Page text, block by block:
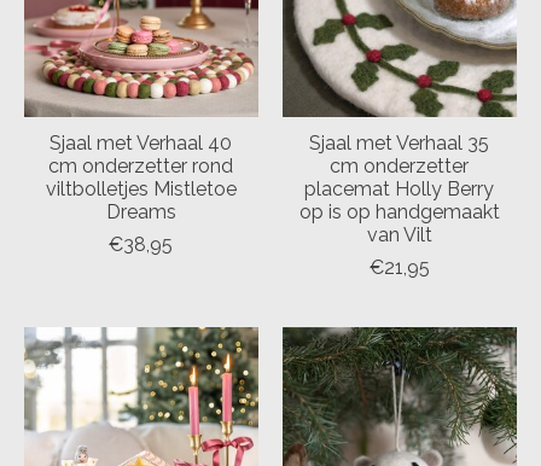
Sjaal met Verhaal 40
cm onderzetter rond
viltbolletjes Mistletoe
Dreams
€38,95
Sjaal met Verhaal 35
cm onderzetter
placemat Holly Berry
op is op handgemaakt
van Vilt
€21,95